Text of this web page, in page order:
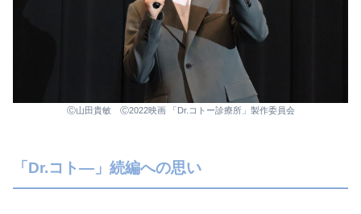
Ⓒ山田貴敏 Ⓒ2022映画 「Dr.コトー診療所」製作委員会
「Dr.コト―」続編への思い